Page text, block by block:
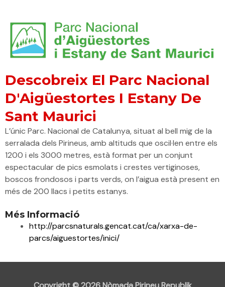
Descobreix El Parc Nacional
D'Aigüestortes I Estany De
Sant Maurici
L’únic Parc. Nacional de Catalunya, situat al bell mig de la
serralada dels Pirineus, amb altituds que oscil·len entre els
1200 i els 3000 metres, està format per un conjunt
espectacular de pics esmolats i crestes vertiginoses,
boscos frondosos i parts verds, on l’aigua està present en
més de 200 llacs i petits estanys.
Més Informació
http://parcsnaturals.gencat.cat/ca/xarxa-de-
parcs/aiguestortes/inici/